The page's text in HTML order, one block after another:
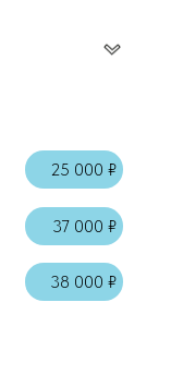
38 000 ₽
25 000 ₽
37 000 ₽